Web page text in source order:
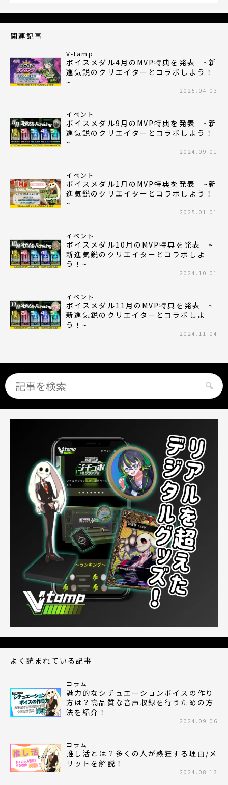
関連記事
V-tamp
ボイスメダル4月のMVP特典を発表 ~新
進気鋭のクリエイターとコラボしよう！
~
2025.04.03
イベント
ボイスメダル9月のMVP特典を発表 ~新
進気鋭のクリエイターとコラボしよう！
~
2024.09.01
イベント
ボイスメダル1月のMVP特典を発表 ~新
進気鋭のクリエイターとコラボしよう！
~
2025.01.01
イベント
ボイスメダル10月のMVP特典を発表 ~
新進気鋭のクリエイターとコラボしよ
う！~
2024.10.01
イベント
ボイスメダル11月のMVP特典を発表 ~
新進気鋭のクリエイターとコラボしよ
う！~
2024.11.04
よく読まれている記事
コラム
魅力的なシチュエーションボイスの作り
方は？高品質な音声収録を行うための方
法を紹介！
2024.09.06
コラム
推し活とは？多くの人が熱狂する理由/メ
リットを解説！
2024.08.13